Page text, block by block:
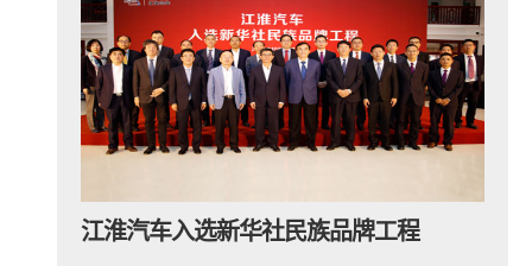
江淮汽车入选新华社民族品牌工程